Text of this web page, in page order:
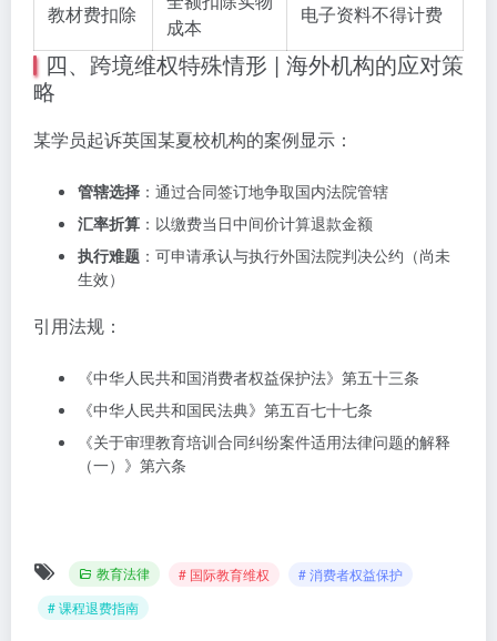
教材费扣除
成本
电子资料不得计费
四、跨境维权特殊情形 | 海外机构的应对策
略
某学员起诉英国某夏校机构的案例显示：
管辖选择 ：通过合同签订地争取国内法院管辖
汇率折算 ：以缴费当日中间价计算退款金额
执行难题 ：可申请承认与执行外国法院判决公约（尚未
生效）
引用法规：
《中华人民共和国消费者权益保护法》第五十三条
《中华人民共和国民法典》第五百七十七条
《关于审理教育培训合同纠纷案件适用法律问题的解释
（一）》第六条
教育法律 # 国际教育维权
# 消费者权益保护
# 课程退费指南